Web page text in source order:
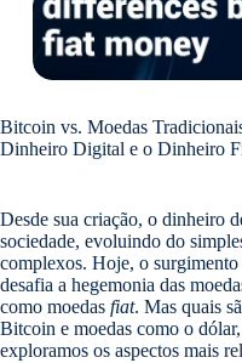
Bitcoin vs. Moedas
Dinheiro Digital e o Dinheiro
Desde sua criação, o dinheiro
sociedade, evoluindo do
complexos. Hoje, o
desafia a hegemonia das
como moedas fiat. Mas quais
Bitcoin e moedas como o
exploramos os aspectos mais